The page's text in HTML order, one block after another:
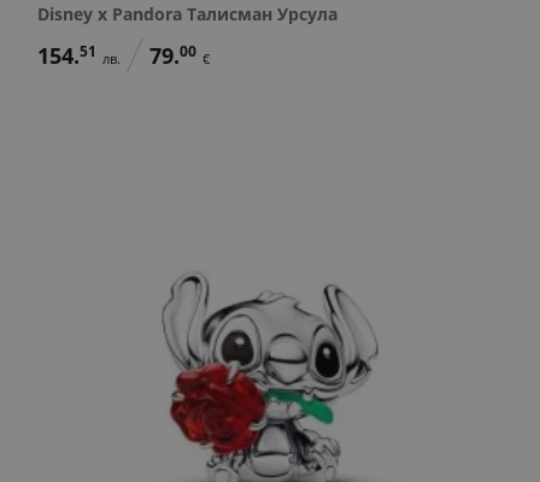
Disney x Pandora Талисман Урсула
154.51 лв. 79.00 €